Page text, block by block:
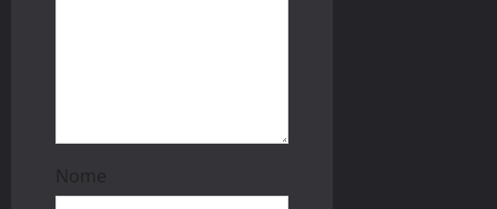
Nome